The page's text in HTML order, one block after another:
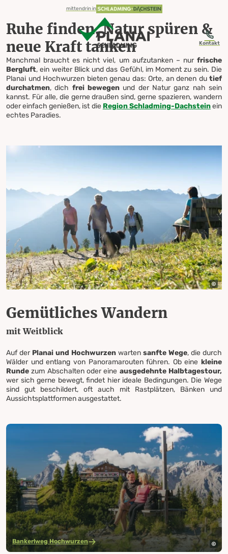
Zum Inhalt springen
Zum Inhaltsverzeichnis springen
Zur Navigation springen
Ruhe finden, Natur spüren & neue Kraft tanken
Entschleunigen, verschneite Wege entdecken & neue Energie
mittendrin in
Kontakt
Highlights für
Naturliebhaber
Ruhe finden, Natur spüren &
neue Kraft tanken
Manchmal braucht es nicht viel, um aufzutanken – nur frische
Bergluft, ein weiter Blick und das Gefühl, im Moment zu sein. Die
Planai und Hochwurzen bieten genau das: Orte, an denen du tief
durchatmen, dich frei bewegen und der Natur ganz nah sein
kannst. Für alle, die gerne draußen sind, gerne spazieren, wandern
oder einfach genießen, ist die Region Schladming-Dachsteinein
echtes Paradies.
Gemütliches Wandern
mit Weitblick
Auf derPlanai und Hochwurzen warten sanfte Wege, die durch
Wälder und entlang von Panoramarouten führen. Ob eine kleine
Runde zum Abschalten oder eine ausgedehnte Halbtagestour,
wer sich gerne bewegt, findet hier ideale Bedingungen. Die Wege
sind gut beschildert, oft auch mit Rastplätzen, Bänken und
Aussichtsplattformen ausgestattet.
Bankerlweg Hochwurzen